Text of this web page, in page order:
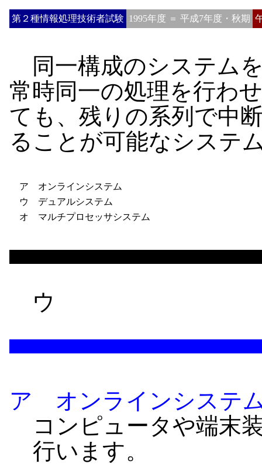
第２種情報処理技術者試験 1995年度 ＝ 平成7年度・秋期
同一構成のシステム
常時同一の処理を行わ
ても、残りの系列で中
ることが可能なシステ
ア オンラインシステム
ウ デュアルシステム
オ マルチプロセッサシステム
ウ
ア オンラインシステ
コンピュータや端末
行います。